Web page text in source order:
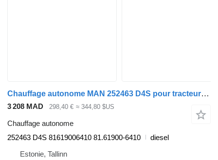
Chauffage autonome MAN 252463 D4S pour tracteur routier MAN TGL, TGM, TGS, TGX (2005-2021)
3 208 MAD 298,40 € ≈ 344,80 $US
Chauffage autonome
252463 D4S 81619006410 81.61900-6410
diesel
Estonie, Tallinn